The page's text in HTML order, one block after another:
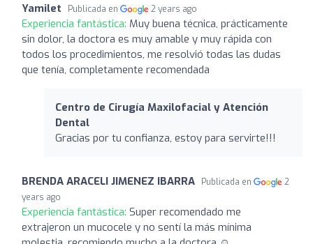
Yamilet Publicada en 2 years ago
Experiencia fantástica: Muy buena técnica, prácticamente
sin dolor, la doctora es muy amable y muy rápida con
todos los procedimientos, me resolvió todas las dudas
que tenía, completamente recomendada
Centro de Cirugía Maxilofacial y Atención
Dental
Gracias por tu confianza, estoy para servirte!!!
BRENDA ARACELI JIMENEZ IBARRA Publicada en
2
years ago
Experiencia fantástica: Super recomendado me
extrajeron un mucocele y no sentí la más mínima